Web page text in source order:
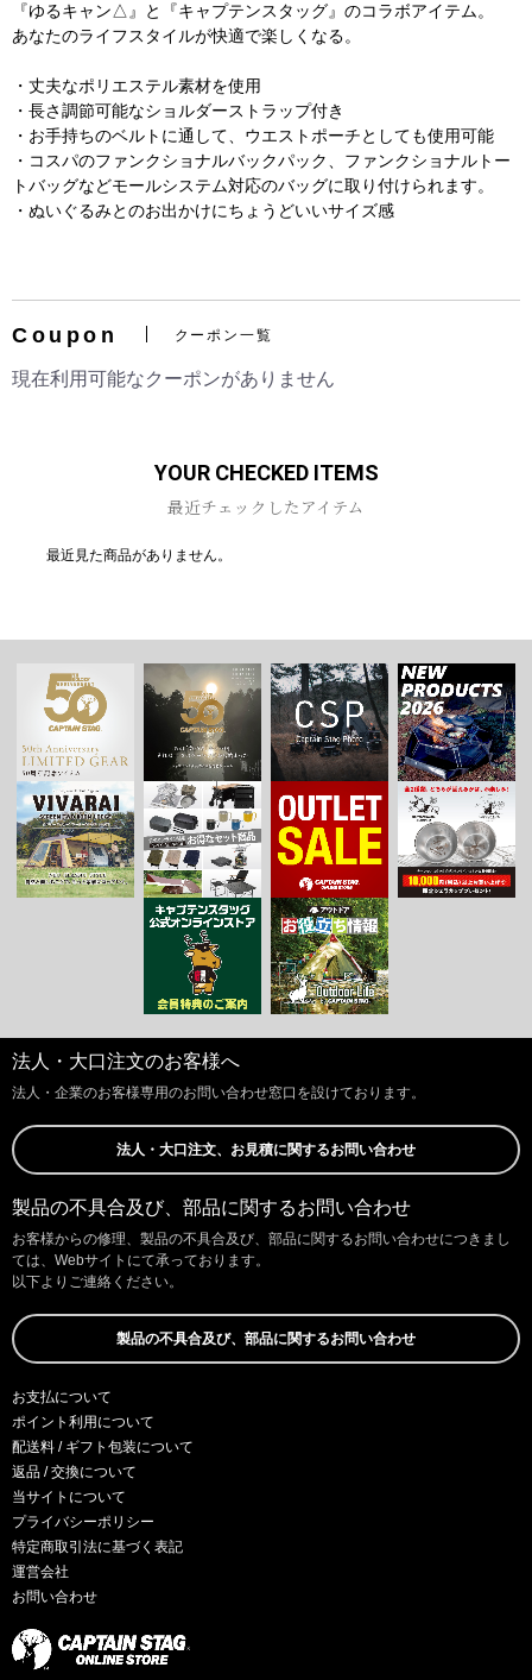
『ゆるキャン△』と『キャプテンスタッグ』のコラボアイテム。
あなたのライフスタイルが快適で楽しくなる。
・丈夫なポリエステル素材を使用
・長さ調節可能なショルダーストラップ付き
・お手持ちのベルトに通して、ウエストポーチとしても使用可能
・コスパのファンクショナルバックパック、ファンクショナルトー
トバッグなどモールシステム対応のバッグに取り付けられます。
・ぬいぐるみとのお出かけにちょうどいいサイズ感
Coupon クーポン一覧
現在利用可能なクーポンがありません
YOUR CHECKED ITEMS
最近チェックしたアイテム
最近見た商品がありません。
法人・大口注文のお客様へ
法人・企業のお客様専用のお問い合わせ窓口を設けております。
法人・大口注文、お見積に関するお問い合わせ
製品の不具合及び、部品に関するお問い合わせ
お客様からの修理、製品の不具合及び、部品に関するお問い合わせにつきまし
ては、Webサイトにて承っております。
以下よりご連絡ください。
製品の不具合及び、部品に関するお問い合わせ
お支払について
ポイント利用について
配送料 / ギフト包装について
返品 / 交換について
当サイトについて
プライバシーポリシー
特定商取引法に基づく表記
運営会社
お問い合わせ